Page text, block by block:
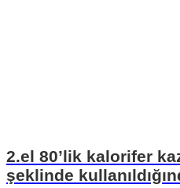
2.el 80’lik kalorifer
şeklinde